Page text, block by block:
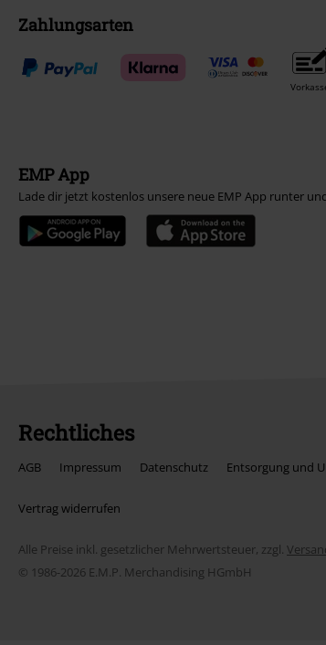
Zahlungsarten
EMP App
Lade dir jetzt kostenlos unsere neue EMP App runter
Rechtliches
AGB Impressum Datenschutz Entsorgung und
Vertrag widerrufen
Alle Preise inkl. gesetzlicher Mehrwertsteuer, zzgl.
© 1986-2026 E.M.P. Merchandising HGmbH